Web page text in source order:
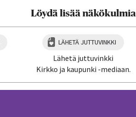
Löydä lisää näkökulmia
LÄHETÄ JUTTUVINKKI
Lähetä juttuvinkki
Kirkko ja kaupunki -mediaan.